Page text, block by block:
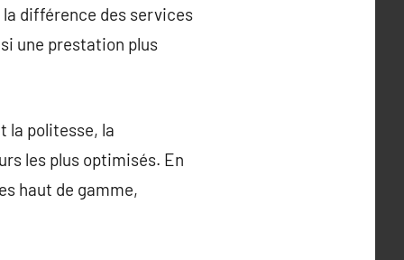
différence des services
une prestation plus
la politesse, la
les plus optimisés. En
haut de gamme,